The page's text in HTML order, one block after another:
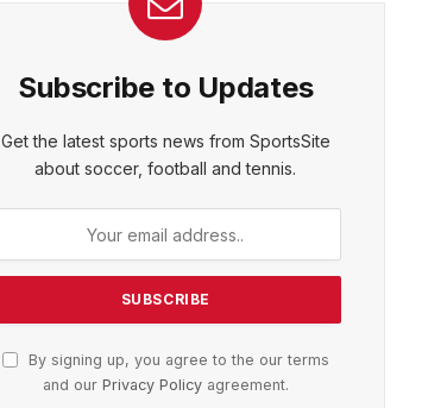
Subscribe to Updates
Get the latest sports news from SportsSite
about soccer, football and tennis.
By signing up, you agree to the our terms
and our Privacy Policyagreement.